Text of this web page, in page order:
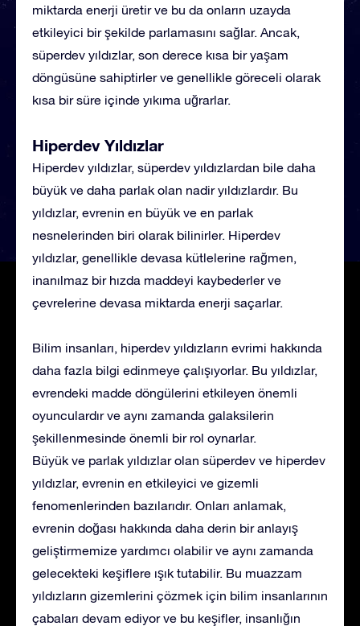
miktarda enerji üretir ve bu da onların uzayda
etkileyici bir şekilde parlamasını sağlar. Ancak,
süperdev yıldızlar, son derece kısa bir yaşam
döngüsüne sahiptirler ve genellikle göreceli olarak
kısa bir süre içinde yıkıma uğrarlar.
Hiperdev Yıldızlar
Hiperdev yıldızlar, süperdev yıldızlardan bile daha
büyük ve daha parlak olan nadir yıldızlardır. Bu
yıldızlar, evrenin en büyük ve en parlak
nesnelerinden biri olarak bilinirler. Hiperdev
yıldızlar, genellikle devasa kütlelerine rağmen,
inanılmaz bir hızda maddeyi kaybederler ve
çevrelerine devasa miktarda enerji saçarlar.
Bilim insanları, hiperdev yıldızların evrimi hakkında
daha fazla bilgi edinmeye çalışıyorlar. Bu yıldızlar,
evrendeki madde döngülerini etkileyen önemli
oyunculardır ve aynı zamanda galaksilerin
şekillenmesinde önemli bir rol oynarlar.
Büyük ve parlak yıldızlar olan süperdev ve hiperdev
yıldızlar, evrenin en etkileyici ve gizemli
fenomenlerinden bazılarıdır. Onları anlamak,
evrenin doğası hakkında daha derin bir anlayış
geliştirmemize yardımcı olabilir ve aynı zamanda
gelecekteki keşiflere ışık tutabilir. Bu muazzam
yıldızların gizemlerini çözmek için bilim insanlarının
çabaları devam ediyor ve bu keşifler, insanlığın